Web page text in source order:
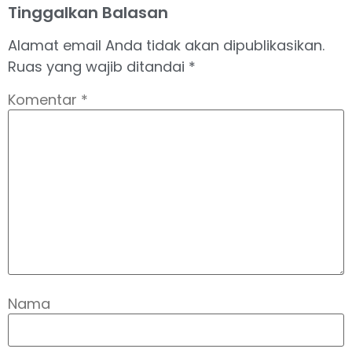
Tinggalkan Balasan
Alamat email Anda tidak akan dipublikasikan.
Ruas yang wajib ditandai *
Komentar *
Nama